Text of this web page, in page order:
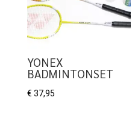
YONEX
BADMINTONSET
€ 37,95